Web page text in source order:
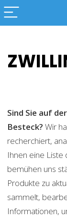
Sind Sie auf
Besteck? Wir
recherchiert,
Ihnen eine
bemühen uns
Produkte zu
sammelt,
Informationen,